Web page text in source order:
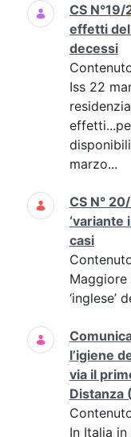
CS N°19/
effetti del
decessi
Iss 22
marzo...
CS N° 20/
‘variante
casi
‘inglese’
l’igiene
via il
Distanza
In Italia